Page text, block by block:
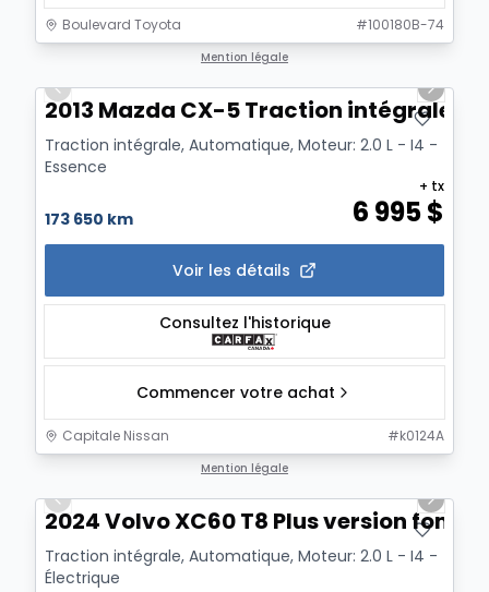
Boulevard Toyota #100180B-74
Mention légale
Previous slide
Next
2013 Mazda CX-5 Traction intégrale,
Traction intégrale, Automatique, Moteur: 2.0 L - I4 -
Essence
173 650 km 6 995$
+ tx
Voir les détails
Consultez l'historique
Commencer votre achat
Capitale Nissan #k0124A
Mention légale
Previous slide
Next
2024 Volvo XC60 T8 Plus version
Traction intégrale, Automatique, Moteur: 2.0 L - I4 -
Électrique